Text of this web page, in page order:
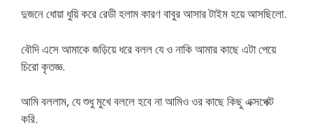
দুজনে ধোয়া ধুয়ি করে রেডী হলাম কারণ বাবুর আসার টাইম হয়ে আসছিলো.
বৌদি এসে আমাকে জড়িয়ে ধরে বলল যে ও নাকি আমার কাছে এটা পেয়ে
চিরো কৃতজ্ঞ.
আমি বললাম, যে শুধু মুখে বললে হবে না আমিও ওর কাছে কিছু এক্সপেক্ট
করি.